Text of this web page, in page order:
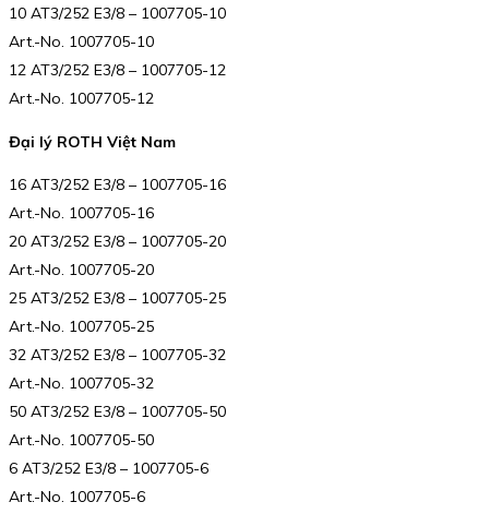
10 AT3/252 E3/8 – 1007705-10
Art.-No. 1007705-10
12 AT3/252 E3/8 – 1007705-12
Art.-No. 1007705-12
Đại lý ROTH Việt Nam
16 AT3/252 E3/8 – 1007705-16
Art.-No. 1007705-16
20 AT3/252 E3/8 – 1007705-20
Art.-No. 1007705-20
25 AT3/252 E3/8 – 1007705-25
Art.-No. 1007705-25
32 AT3/252 E3/8 – 1007705-32
Art.-No. 1007705-32
50 AT3/252 E3/8 – 1007705-50
Art.-No. 1007705-50
6 AT3/252 E3/8 – 1007705-6
Art.-No. 1007705-6